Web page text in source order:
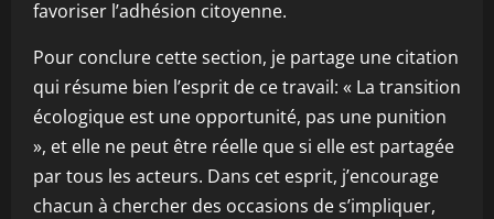
favoriser l’adhésion citoyenne.
Pour conclure cette section, je partage une citation
qui résume bien l’esprit de ce travail: « La transition
écologique est une opportunité, pas une punition
», et elle ne peut être réelle que si elle est partagée
par tous les acteurs. Dans cet esprit, j’encourage
chacun à chercher des occasions de s’impliquer,